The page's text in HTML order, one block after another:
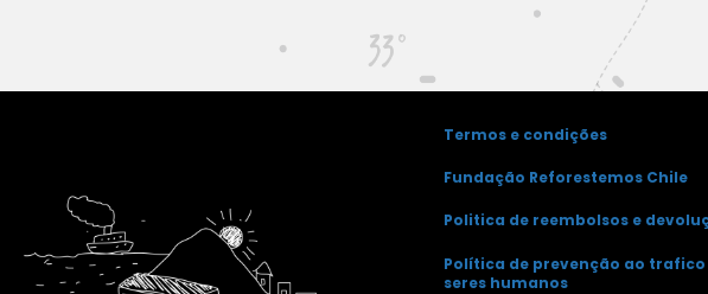
Termos e condições
Fundação Reforestemos Chile
Politica de reembolsos e
Política de prevenção ao trafico
seres humanos